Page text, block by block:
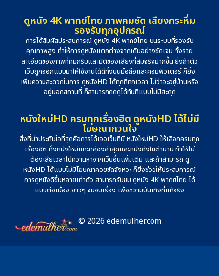
ดูหนัง 4K พากย์ไทย ภาพคมชัด เสียงกระหึ่ม
รองรับทุกอุปกรณ์
การได้สัมผัสประสบการณ์ ดูหนัง 4K พากย์ไทย บนระบบที่รองรับ
คุณภาพสูง ทำให้การดูหนังแตกต่างจากเดิมอย่างชัดเจน ทั้งราย
ละเอียดของภาพที่คมกริบและมิติของเสียงที่สมจริงมากขึ้น ยิ่งถ้าตัว
เว็บถูกออกแบบมาให้ใช้งานได้ดีทั้งบนมือถือและคอมพิวเตอร์ ก็ยิ่ง
เพิ่มความสะดวกในการ ดูหนังHD ได้ทุกที่ทุกเวลา ไม่ว่าจะอยู่บ้านหรือ
อยู่นอกสถานที่ ก็สามารถกดดูได้ทันทีแบบไม่มีสะดุด
หนังใหม่HD ครบทุกเรื่องฮิต ดูหนังHD ได้ไม่มี
โฆษณากวนใจ
สิ่งที่น่าประทับใจที่สุดคือการได้เจอเว็บที่มี หนังใหม่HD ให้เลือกครบทุก
เรื่องฮิต ทั้งหนังใหม่แกะกล่องล่าสุดและหนังดังในตำนาน ทำให้ไม่
ต้องเสียเวลาไปควานหาจากเว็บอื่นเพิ่มเติม และถ้าสามารถ ดู
หนังHD ได้แบบไม่มีโฆษณาคอยขัดจังหวะ ก็ยิ่งช่วยให้ประสบการณ์
การดูหนังดีขึ้นหลายเท่าตัว สามารถรับชม ดูหนัง 4K พากย์ไทย ได้
แบบต่อเนื่อง ยาวๆ จนจบเรื่อง เพื่อความบันเทิงที่แท้จริง
© 2026 edemulher.com